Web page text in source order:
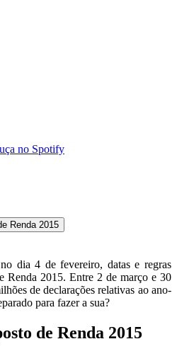
no Spotify
Renda 2015
dia 4 de fevereiro, datas e regras
Renda 2015. Entre 2 de março e 30
de declarações relativas ao ano-
para fazer a sua?
de Renda 2015